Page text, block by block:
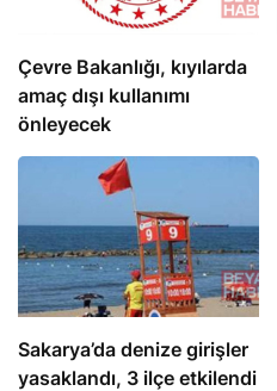
Çevre Bakanlığı, kıyılarda
amaç dışı kullanımı
önleyecek
Sakarya’da denize girişler
yasaklandı, 3 ilçe etkilendi